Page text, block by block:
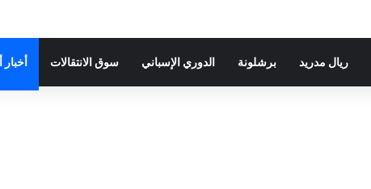
ريال مدريد برشلونة الدوري الإسباني سوق الانتقالات أخبار